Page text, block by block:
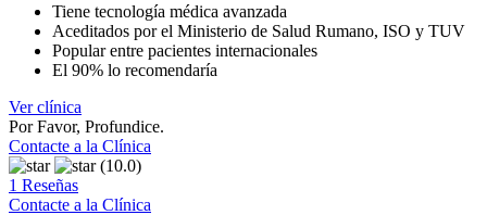
Tiene tecnología médica avanzada
Aceditados por el Ministerio de Salud Rumano, ISO y TUV
Popular entre pacientes internacionales
El 90% lo recomendaría
Ver clínica
Por Favor, Profundice.
Contacte a la Clínica
(10.0)
1 Reseñas
Contacte a la Clínica